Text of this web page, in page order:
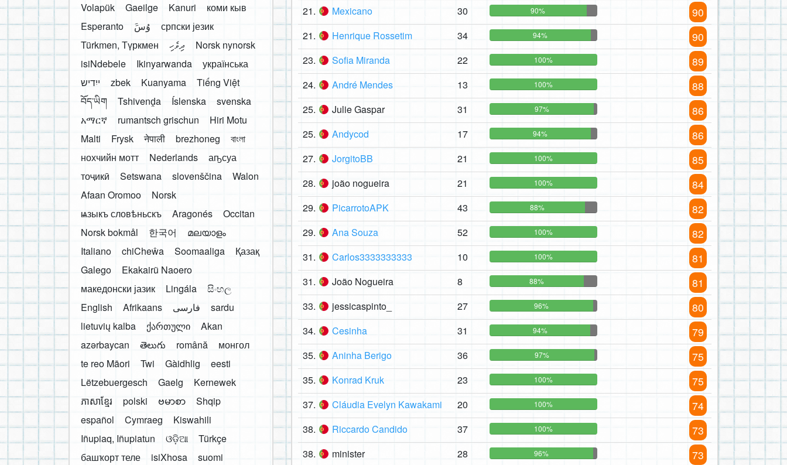
21. Mexicano 30 90% 90
21. Henrique Rossetim 34 94% 90
23. Sofia Miranda 22 100% 89
24. André Mendes 13 100% 88
25. Julie Gaspar 31 97% 86
25. Andycod 17 94% 86
27. JorgitoBB 21 100% 85
28. joão nogueira 21 100% 84
29. PicarrotoAPK 43 88% 82
29. Ana Souza 52 100% 82
31. Carlos3333333333 10 100% 81
31. João Nogueira 8 88% 81
33. jessicaspinto_ 27 96% 80
34. Cesinha 31 94% 79
35. Aninha Berigo 36 97% 75
35. Konrad Kruk 23 100% 75
37. Cláudia Evelyn Kawakami 20 100% 74
38. Riccardo Candido 37 100% 73
38. minister 28 96% 73
Volapük
Gaeilge Kanuri
коми кыв
Esperanto
َوُسَ
српски језик
Türkmen, Түркмен
ދިވެހި
Norsk nynorsk
isiNdebele
Ikinyarwanda
українська
ייִדיש
zbek Kuanyama
Tiếng Việt
བོད་ཡིག
Tshivenḓa Íslenska
svenska
አማርኛ
rumantsch grischun
Hiri Motu
Malti
Frysk नेपाली brezhoneg
বাংলা
нохчийн мотт
Nederlands
аҧсуа
тоҷикӣ
Setswana slovenščina
Walon
Afaan Oromoo
Norsk
ѩзыкъ словѣньскъ
Aragonés
Occitan
Norsk bokmål
한국어
മലയാളം
Italiano
chiCheŵa Soomaaliga
Қазақ
Galego
Ekakairũ Naoero
македонски јазик
Lingála
සිංහල
English
Afrikaans فارسی
sardu
lietuvių kalba
ქართული
Akan
azərbaycan
తెలుగు română
монгол
te reo Māori
Twi Gàidhlig
eesti
Lëtzebuergesch
Gaelg
Kernewek
ភាសាខ្មែរ
polski ဗမာစာ
Shqip
español
Cymraeg
Kiswahili
Iñupiaq, Iñupiatun
ଓଡ଼ିଆ
Türkçe
башҡорт теле
isiXhosa
suomi